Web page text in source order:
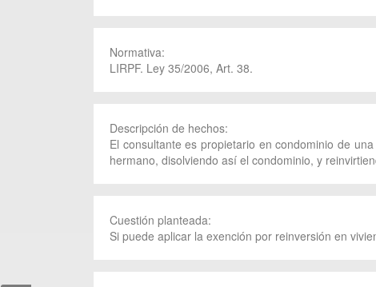
Normativa:
LIRPF. Ley 35/2006, Art. 38.
Descripción de hechos:
El consultante es propietario en condominio de
hermano, disolviendo así el condominio, y
Cuestión planteada:
Si puede aplicar la exención por reinversión en